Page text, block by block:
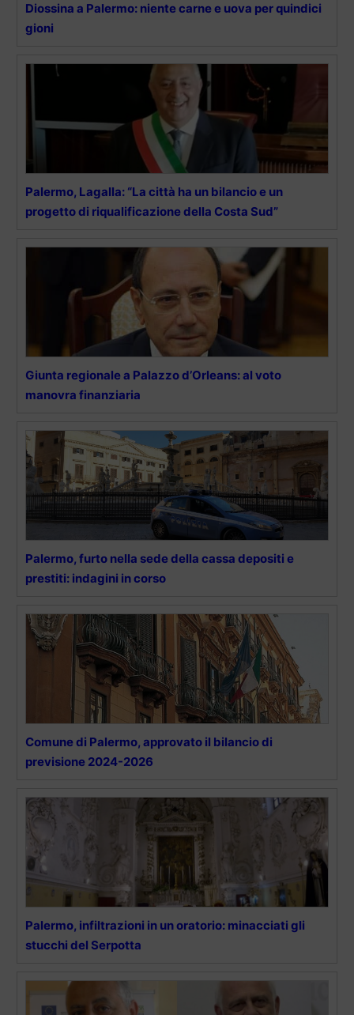
Diossina a Palermo: niente carne e uova per quindici
gioni
Palermo, Lagalla: “La città ha un bilancio e un
progetto di riqualificazione della Costa Sud”
Giunta regionale a Palazzo d’Orleans: al voto
manovra finanziaria
Palermo, furto nella sede della cassa depositi e
prestiti: indagini in corso
Comune di Palermo, approvato il bilancio di
previsione 2024-2026
Palermo, infiltrazioni in un oratorio: minacciati gli
stucchi del Serpotta